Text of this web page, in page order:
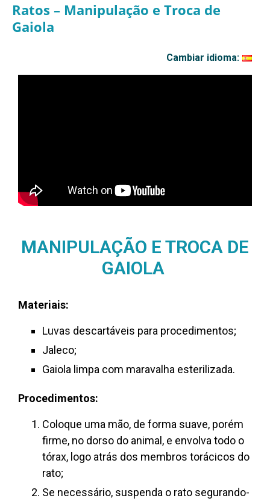
Ratos – Manipulação e Troca de
Gaiola
Cambiar idioma:
MANIPULAÇÃO E TROCA DE
GAIOLA
Materiais:
Luvas descartáveis para procedimentos;
Jaleco;
Gaiola limpa com maravalha esterilizada.
Procedimentos:
Coloque uma mão, de forma suave, porém
firme, no dorso do animal, e envolva todo o
tórax, logo atrás dos membros torácicos do
rato;
Se necessário, suspenda o rato segurando-